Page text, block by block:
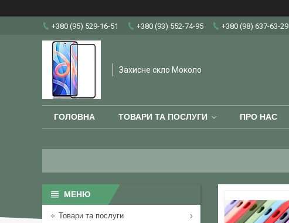
+380 (95) 529-16-51 +380 (93) 552-74-95 +380 (98) 637-63-29
Захисне скло Moколо
ГОЛОВНА ТОВАРИ ТА ПОСЛУГИ ПРО НАС
Товари та послуги